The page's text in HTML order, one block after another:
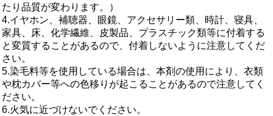
たり品質が変わります。）
4.イヤホン、補聴器、眼鏡、アクセサリー類、時計、寝具、
家具、床、化学繊維、皮製品、プラスチック類等に付着する
と変質することがあるので、付着しないように注意してくだ
さい。
5.染毛料等を使用している場合は、本剤の使用により、衣類
や枕カバー等への色移りが起こることがあるので注意してく
ださい。
6.火気に近づけないでください。